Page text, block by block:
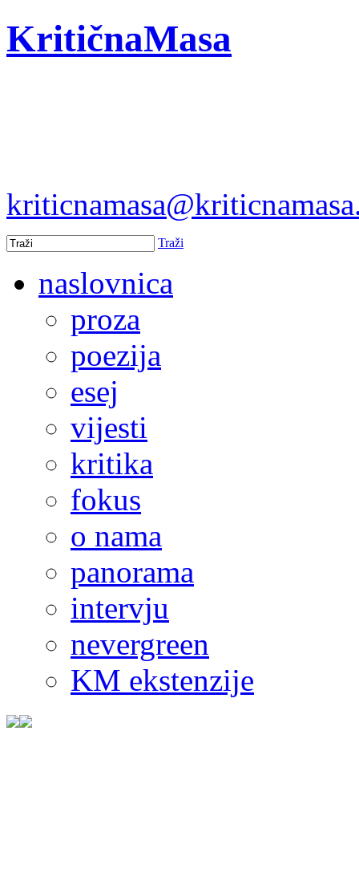
KritičnaMasa
Traži
naslovnica
proza
poezija
esej
vijesti
kritika
fokus
o nama
panorama
intervju
nevergreen
KM ekstenzije